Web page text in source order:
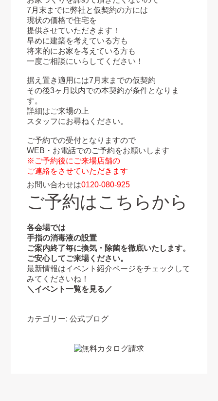
7月末までに弊社と仮契約の方には
現状の価格で住宅を
提供させていただきます！
早めに建築を考えている方も
将来的にお家を考えている方も
一度ご相談にいらしてください！
据え置き適用には7月末までの仮契約
その後3ヶ月以内での本契約が条件となりま
す。
詳細はご来場の上
スタッフにお尋ねください。
ご予約での受付となりますので
WEB・お電話でのご予約をお願いします
※ご予約後にご来場店舗の
ご連絡をさせていただきます
お問い合わせは0120-080-925
ご予約はこちらから
各会場では
手指の消毒液の設置
ご案内終了毎に換気・除菌を徹底いたします。
ご安心してご来場ください。
最新情報はイベント紹介ページをチェックして
みてくださいね！
＼イベント一覧を見る／
カテゴリー: 公式ブログ